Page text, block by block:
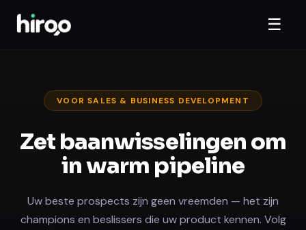
☰
VOOR SALES & BUSINESS DEVELOPMENT
Zet baanwisselingen om
in warm pipeline
Uw beste prospects zijn geen vreemden — het zijn
champions en beslissers die uw product kennen. Volg